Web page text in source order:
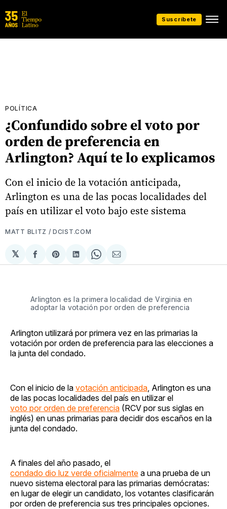
Suscríbete
POLÍTICA
¿Confundido sobre el voto por
orden de preferencia en
Arlington? Aquí te lo explicamos
Con el inicio de la votación anticipada,
Arlington es una de las pocas localidades del
país en utilizar el voto bajo este sistema
MATT BLITZ / DCIST.COM
𝕏
Compartir
en
Share
on
Compartir
en
Share
on
Compartir
via
Arlington es la primera localidad de Virginia en
adoptar la votación por orden de preferencia
Arlington utilizará por primera vez en las primarias la
votación por orden de preferencia para las elecciones a
la junta del condado.
Con el inicio de la votación anticipada , Arlington es una
de las pocas localidades del país en utilizar el
voto por orden de preferencia (RCV por sus siglas en
inglés) en unas primarias para decidir dos escaños en la
junta del condado.
A finales del año pasado, el
condado dio luz verde oficialmente a una prueba de un
nuevo sistema electoral para las primarias demócratas:
en lugar de elegir un candidato, los votantes clasificarán
por orden de preferencia sus tres principales opciones.